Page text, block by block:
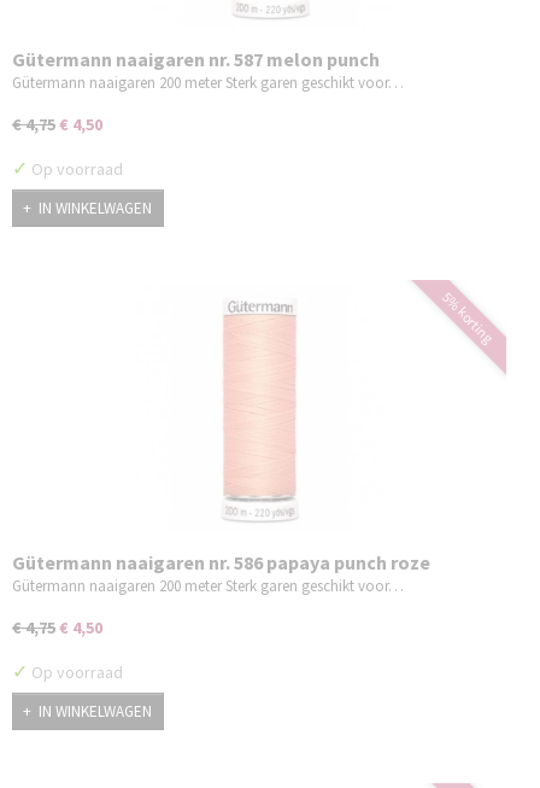
Gütermann naaigaren nr. 587 melon punch
Gütermann naaigaren 200 meter Sterk garen geschikt voor…
€ 4,75€ 4,50
✓ Op voorraad
IN WINKELWAGEN
5% korting
Gütermann naaigaren nr. 586 papaya punch roze
Gütermann naaigaren 200 meter Sterk garen geschikt voor…
€ 4,75€ 4,50
✓ Op voorraad
IN WINKELWAGEN